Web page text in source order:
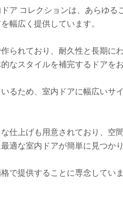
ア コレクションは、あらゆ
幅広く提供しています。
られており、耐久性と長期
なスタイルを補完するドアを
るため、室内ドアに幅広い
仕上げも用意されており、
適な室内ドアが簡単に見つかり
で提供することに専念して